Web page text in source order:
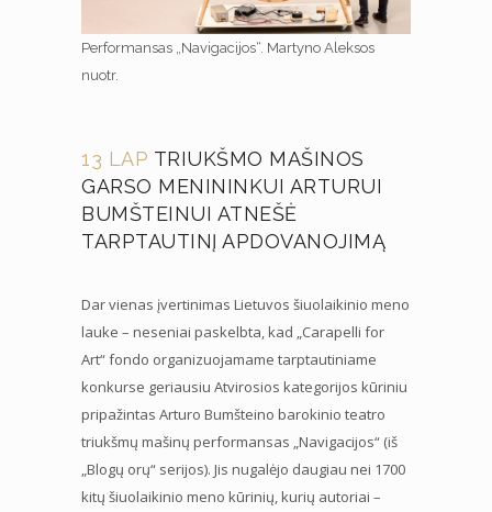
Performansas „Navigacijos“. Martyno Aleksos
nuotr.
13 LAP TRIUKŠMO MAŠINOS
GARSO MENININKUI ARTURUI
BUMŠTEINUI ATNEŠĖ
TARPTAUTINĮ APDOVANOJIMĄ
Dar vienas įvertinimas Lietuvos šiuolaikinio meno
lauke – neseniai paskelbta, kad „Carapelli for
Art“ fondo organizuojamame tarptautiniame
konkurse geriausiu Atvirosios kategorijos kūriniu
pripažintas Arturo Bumšteino barokinio teatro
triukšmų mašinų performansas „Navigacijos“ (iš
„Blogų orų“ serijos). Jis nugalėjo daugiau nei 1700
kitų šiuolaikinio meno kūrinių, kurių autoriai –